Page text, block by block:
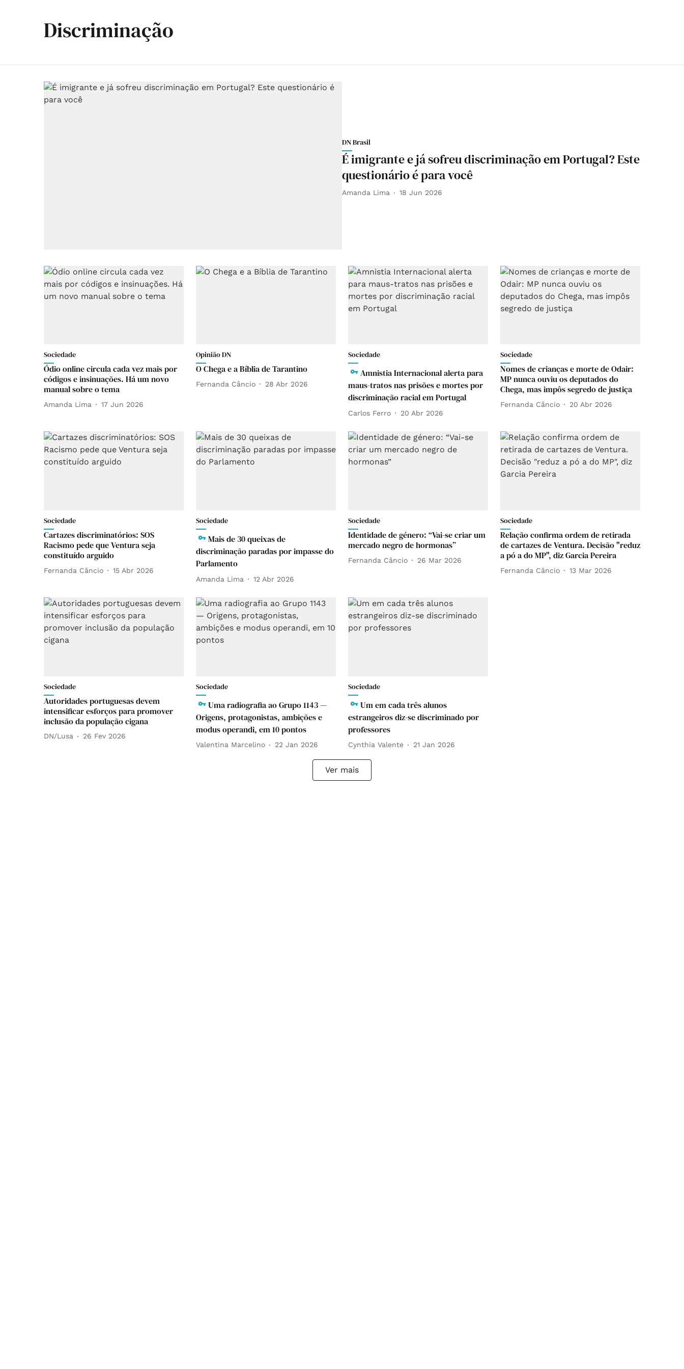
Discriminação
DN Brasil
É imigrante e já sofreu discriminação em Portugal? Este
questionário é para você
Amanda Lima 18 Jun 2026
Sociedade
Ódio online circula cada vez mais por
códigos e insinuações. Há um novo
manual sobre o tema
Amanda Lima 17 Jun 2026
Opinião DN
O Chega e a Bíblia de Tarantino
Fernanda Câncio 28 Abr 2026
Sociedade
Amnistia Internacional alerta para
maus-tratos nas prisões e mortes por
discriminação racial em Portugal
Carlos Ferro 20 Abr 2026
Sociedade
Nomes de crianças e morte de Odair:
MP nunca ouviu os deputados do
Chega, mas impôs segredo de justiça
Fernanda Câncio 20 Abr 2026
Sociedade
Cartazes discriminatórios: SOS
Racismo pede que Ventura seja
constituído arguido
Fernanda Câncio 15 Abr 2026
Sociedade
Mais de 30 queixas de
discriminação paradas por impasse do
Parlamento
Amanda Lima 12 Abr 2026
Sociedade
Identidade de género: “Vai-se criar um
mercado negro de hormonas”
Fernanda Câncio 26 Mar 2026
Sociedade
Relação confirma ordem de retirada
de cartazes de Ventura. Decisão "reduz
a pó a do MP", diz Garcia Pereira
Fernanda Câncio 13 Mar 2026
Sociedade
Autoridades portuguesas devem
intensificar esforços para promover
inclusão da população cigana
DN/Lusa 26 Fev 2026
Sociedade
Uma radiografia ao Grupo 1143 —
Origens, protagonistas, ambições e
modus operandi, em 10 pontos
Valentina Marcelino 22 Jan 2026
Sociedade
Um em cada três alunos
estrangeiros diz-se discriminado por
professores
Cynthia Valente 21 Jan 2026
Ver mais